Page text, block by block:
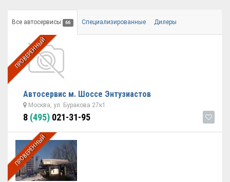
Все автосервисы 66 Специализированные Дилеры
ПРОВЕРЕННЫЙ
Автосервис м. Шоссе Энтузиастов
Москва, ул. Буракова 27к1
8 (495) 021-31-95
ПРОВЕРЕННЫЙ